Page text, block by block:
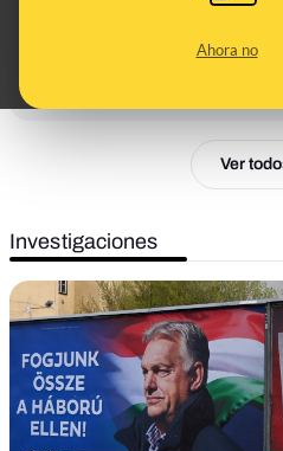
Ahora no
desinformación
Oriente Próximo
Ver
Investigaciones